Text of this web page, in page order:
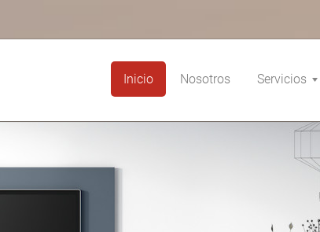
Inicio Nosotros Servicios